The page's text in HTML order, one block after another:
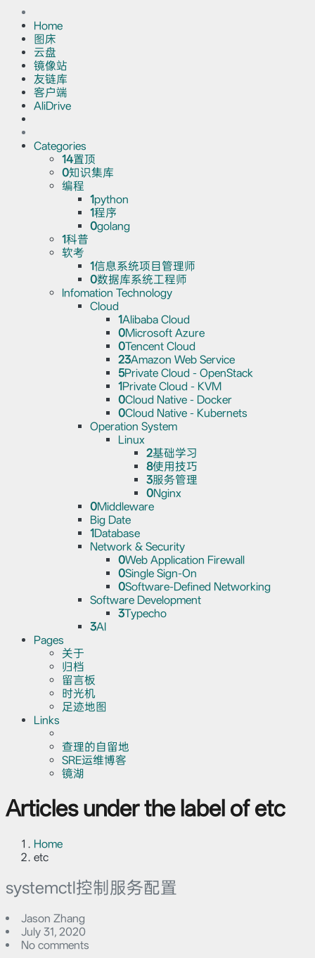
Home
图床
云盘
镜像站
友链库
客户端
AliDrive
Categories
14置顶
0知识集库
编程
1python
1程序
0golang
1科普
软考
1信息系统项目管理师
0数据库系统工程师
Infomation Technology
Cloud
1Alibaba Cloud
0Microsoft Azure
0Tencent Cloud
23Amazon Web Service
5Private Cloud - OpenStack
1Private Cloud - KVM
0Cloud Native - Docker
0Cloud Native - Kubernets
Operation System
Linux
2基础学习
8使用技巧
3服务管理
0Nginx
0Middleware
Big Date
1Database
Network & Security
0Web Application Firewall
0Single Sign-On
0Software-Defined Networking
Software Development
3Typecho
3AI
Pages
关于
归档
留言板
时光机
足迹地图
Links
查理的自留地
SRE运维博客
镜湖
Articles under the label of etc
Home
etc
systemctl控制服务配置
Jason Zhang
July 31, 2020
No comments